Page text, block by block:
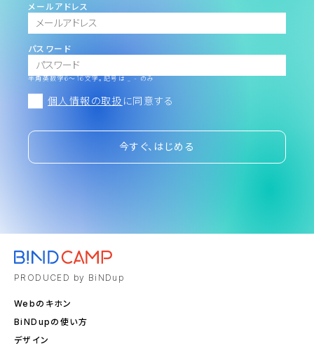
メールアドレス
パスワード
半角英数字6～16文字。記号は _ - のみ
個人情報の取扱 に同意する
今すぐ、はじめる
PRODUCED by BiNDup
Webのキホン
BiNDupの使い方
デザイン